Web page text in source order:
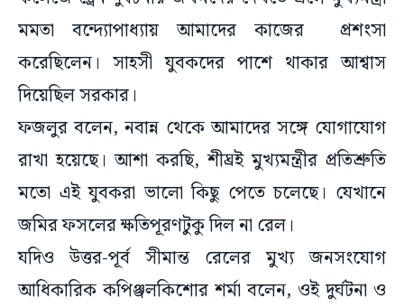
মমতা বন্দ্যোপাধ্যায় আমাদের কাজের প্রশংসা
করেছিলেন। সাহসী যুবকদের পাশে থাকার আশ্বাস
দিয়েছিল সরকার।
ফজলুর বলেন, নবান্ন থেকে আমাদের সঙ্গে যোগাযোগ
রাখা হয়েছে। আশা করছি, শীঘ্রই মুখ্যমন্ত্রীর প্রতিশ্রুতি
মতো এই যুবকরা ভালো কিছু পেতে চলেছে। যেখানে
জমির ফসলের ক্ষতিপূরণটুকু দিল না রেল।
যদিও উত্তর-পূর্ব সীমান্ত রেলের মুখ্য জনসংযোগ
আধিকারিক কপিঞ্জলকিশোর শর্মা বলেন, ওই দুর্ঘটনা ও